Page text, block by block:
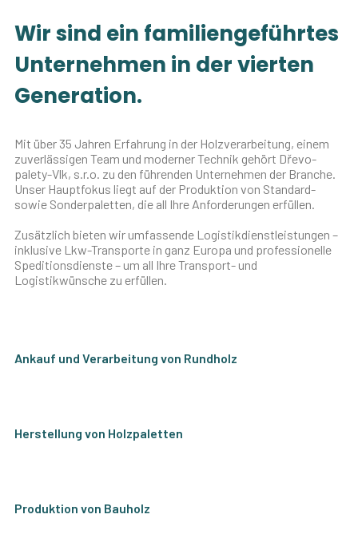
Wir sind ein familiengeführtes
Unternehmen in der vierten
Generation.
Mit über 35 Jahren Erfahrung in der Holzverarbeitung, einem
zuverlässigen Team und moderner Technik gehört Dřevo-
palety-Vlk, s.r.o. zu den führenden Unternehmen der Branche.
Unser Hauptfokus liegt auf der Produktion von Standard-
sowie Sonderpaletten, die all Ihre Anforderungen erfüllen.
Zusätzlich bieten wir umfassende Logistikdienstleistungen –
inklusive Lkw-Transporte in ganz Europa und professionelle
Speditionsdienste – um all Ihre Transport- und
Logistikwünsche zu erfüllen.
Ankauf und Verarbeitung von Rundholz
Herstellung von Holzpaletten
Produktion von Bauholz